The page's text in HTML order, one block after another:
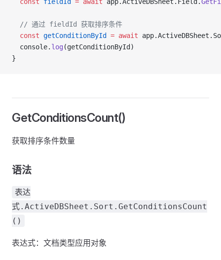
  // 通过 fieldId 获取排序条件
  const
getConditionById = await
  console.
log (getConditionById)
}
GetConditionsCount()
获取排序条件数量
语法
表达
式.ActiveDBSheet.Sort.GetConditionsCount
()
表达式：文档类型应用对象